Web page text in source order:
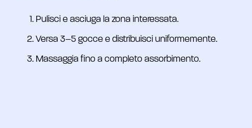
Pulisci e asciuga la zona interessata.
Versa 3–5 gocce e distribuisci uniformemente.
Massaggia fino a completo assorbimento.